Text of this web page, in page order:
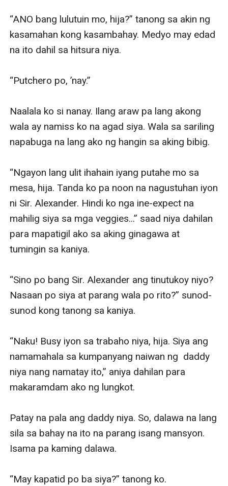
“ANO bang lulutuin mo, hija?” tanong sa akin ng
kasamahan kong kasambahay. Medyo may edad
na ito dahil sa hitsura niya.
“Putchero po, ’nay.”
Naalala ko si nanay. Ilang araw pa lang akong
wala ay namiss ko na agad siya. Wala sa sariling
napabuga na lang ako ng hangin sa aking bibig.
“Ngayon lang ulit ihahain iyang putahe mo sa
mesa, hija. Tanda ko pa noon na nagustuhan iyon
ni Sir. Alexander. Hindi ko nga ine-expect na
mahilig siya sa mga veggies...” saad niya dahilan
para mapatigil ako sa aking ginagawa at
tumingin sa kaniya.
“Sino po bang Sir. Alexander ang tinutukoy niyo?
Nasaan po siya at parang wala po rito?” sunod-
sunod kong tanong sa kaniya.
“Naku! Busy iyon sa trabaho niya, hija. Siya ang
namamahala sa kumpanyang naiwan ng  daddy
niya nang namatay ito,” aniya dahilan para
makaramdam ako ng lungkot.
Patay na pala ang daddy niya. So, dalawa na lang
sila sa bahay na ito na parang isang mansyon.
Isama pa kaming dalawa.
“May kapatid po ba siya?” tanong ko.